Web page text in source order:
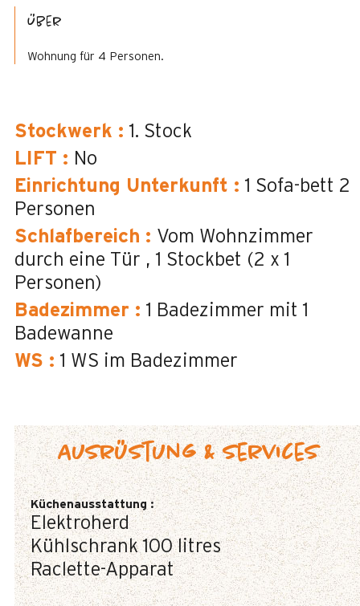
Über
Wohnung für 4 Personen.
Stockwerk : 1. Stock
LIFT : No
Einrichtung Unterkunft : 1 Sofa-bett 2
Personen
Schlafbereich : Vom Wohnzimmer
durch eine Tür
1 Stockbet (2 x 1
Personen)
Badezimmer : 1 Badezimmer mit 1
Badewanne
WS : 1 WS im Badezimmer
Ausrüstung & Services
Küchenausstattung :
Elektroherd
Kühlschrank 100 litres
Raclette-Apparat